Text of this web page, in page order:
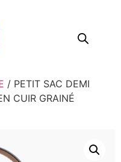
/ PETIT SAC DEMI
CUIR GRAINÉ